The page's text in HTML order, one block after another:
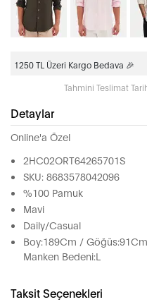
1250 TL Üzeri Kargo Bedava 🎉
Tahmini Teslimat
Detaylar
Online'a Özel
2HC02ORT64265701S
SKU: 8683578042096
%100 Pamuk
Mavi
Daily/Casual
Boy:189Cm /
Manken Bedeni:L
Taksit Seçenekleri